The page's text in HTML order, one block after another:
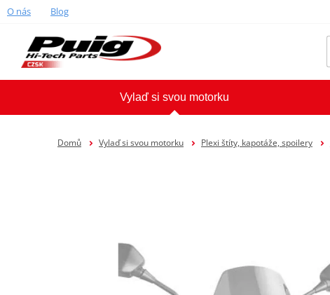
O nás Blog
Vylaď si svou motorku
Domů Vylaď si svou motorku Plexi štíty, kapotáže, spoilery